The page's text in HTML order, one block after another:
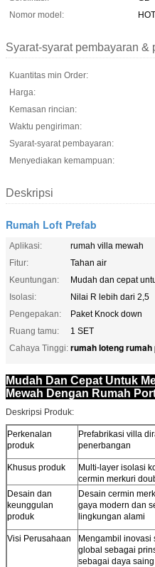
Nomor model:
Syarat-syarat pembayaran &
Kuantitas min Order:
Harga:
Kemasan rincian:
Waktu pengiriman:
Syarat-syarat pembayaran:
Menyediakan kemampuan:
Deskripsi
Rumah Loft Prefab
Aplikasi:
rumah villa mewah
Fitur:
Tahan air
Keuntungan:
Mudah dan cepat
Isolasi:
Nilai R lebih dari 2,5
Pengepakan:
Paket Knock down
Ruang tamu:
1 SET
Cahaya Tinggi: rumah loteng
Mudah Dan Cepat Untuk
Mewah Dengan Rumah
Deskripsi Produk:
Perkenalan
produk
Prefabrikasi villa
penerbangan
Khusus produk
Multi-layer isolasi
cermin merkuri
Desain dan
keunggulan
produk
Desain cermin
gaya modern dan
lingkungan alami
Visi Perusahaan
Mengambil inovasi
global sebagai
sebagai daya